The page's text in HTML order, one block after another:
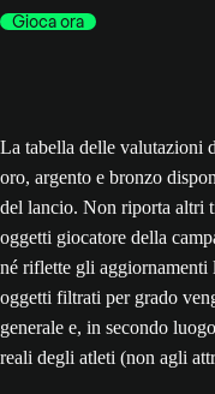
Gioca ora
La tabella delle valutazioni
oro, argento e bronzo
del lancio. Non riporta altri
oggetti giocatore della
né riflette gli
oggetti filtrati per grado
generale e, in secondo
reali degli atleti (non agli